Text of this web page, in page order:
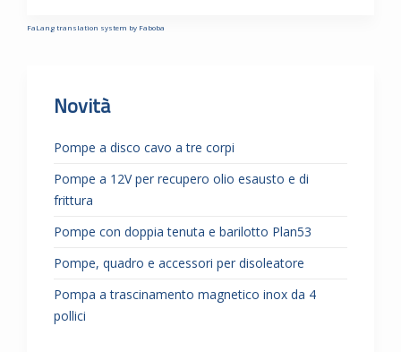
FaLang translation system by Faboba
Novità
Pompe a disco cavo a tre corpi
Pompe a 12V per recupero olio esausto e di
frittura
Pompe con doppia tenuta e barilotto Plan53
Pompe, quadro e accessori per disoleatore
Pompa a trascinamento magnetico inox da 4
pollici